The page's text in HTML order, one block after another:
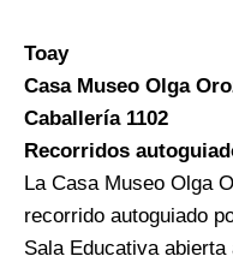
Toay
Casa Museo Olga
Caballería 1102
Recorridos
La Casa Museo Olga
recorrido autoguiado
Sala Educativa